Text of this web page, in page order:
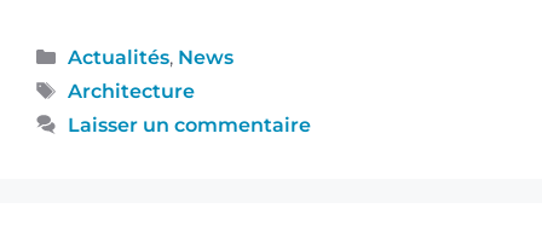
Actualités, News
Architecture
Laisser un commentaire